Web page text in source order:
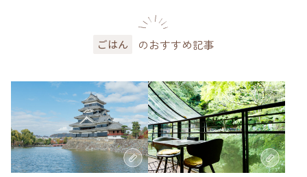
ごはん のおすすめ記事